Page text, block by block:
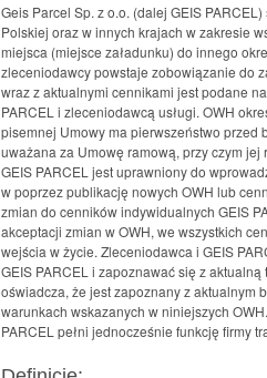
Geis Parcel Sp. z o.o. (dalej GEIS
Polskiej oraz w innych krajach w zakresie
miejsca (miejsce załadunku) do innego
zleceniodawcy powstaje zobowiązanie do
wraz z aktualnymi cennikami jest podane
PARCEL i zleceniodawcą usługi. OWH
pisemnej Umowy ma pierwszeństwo przed
uważana za Umowę ramową, przy czym
GEIS PARCEL jest uprawniony do
w poprzez publikację nowych OWH lub
zmian do cenników indywidualnych GEIS
akceptacji zmian w OWH, we wszystkich
wejścia w życie. Zleceniodawca i GEIS
GEIS PARCEL i zapoznawać się z
oświadcza, że jest zapoznany z aktualnym
warunkach wskazanych w niniejszych
PARCEL pełni jednocześnie funkcję firmy